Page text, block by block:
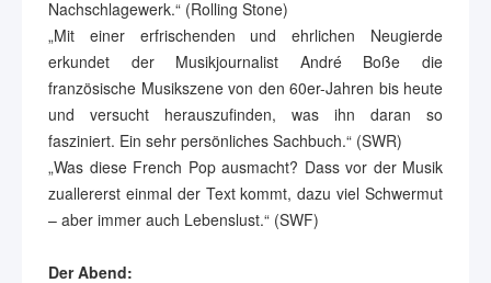
Nachschlagewerk.“ (Rolling Stone)
„Mit einer erfrischenden und ehrlichen Neugierde
erkundet der Musikjournalist André Boße die
französische Musikszene von den 60er-Jahren bis heute
und versucht herauszufinden, was ihn daran so
fasziniert. Ein sehr persönliches Sachbuch.“ (SWR)
„Was diese French Pop ausmacht? Dass vor der Musik
zuallererst einmal der Text kommt, dazu viel Schwermut
– aber immer auch Lebenslust.“ (SWF)
Der Abend: